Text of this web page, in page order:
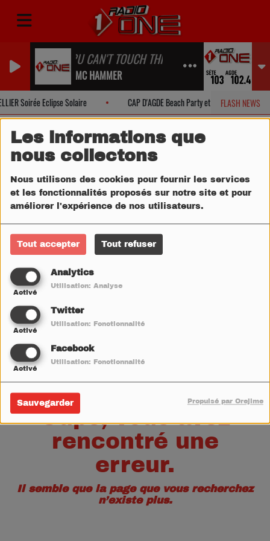
Les informations que
nous collectons
Nous utilisons des cookies pour fournir les services
et les fonctionnalités proposés sur notre site et pour
améliorer l'expérience de nos utilisateurs.
Tout accepter Tout refuser
Analytics
Activé
Utilisation: Analyse
Twitter
Activé
Utilisation: Fonctionnalité
Facebook
Activé
Utilisation: Fonctionnalité
Sauvegarder Propulsé par Orejime
?U CAN'T TOUCH THIS
?MC HAMMER
FLASH NEWS
Soirée Eclipse Solaire CAP D'AGDE Beach Party et Eclipse Solaire
Oups, vous avez
rencontré une
erreur.
Il semble que la page que vous recherchez
n’existe plus.